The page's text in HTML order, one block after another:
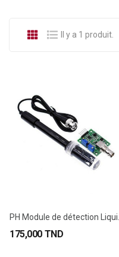
Il y a 1 produit.
175,000 TND